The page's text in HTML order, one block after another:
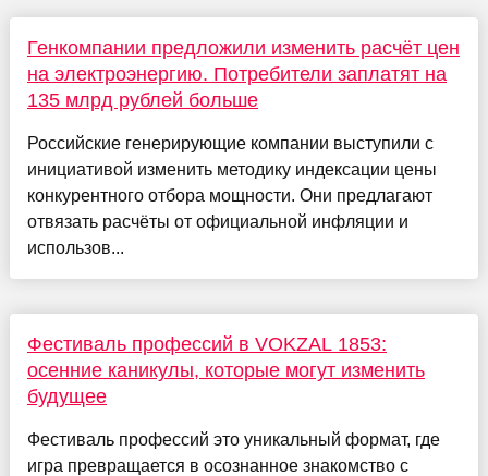
Генкомпании предложили изменить расчёт цен
на электроэнергию. Потребители заплатят на
135 млрд рублей больше
Российские генерирующие компании выступили с
инициативой изменить методику индексации цены
конкурентного отбора мощности. Они предлагают
отвязать расчёты от официальной инфляции и
использов...
Фестиваль профессий в VOKZAL 1853:
осенние каникулы, которые могут изменить
будущее
Фестиваль профессий это уникальный формат, где
игра превращается в осознанное знакомство с